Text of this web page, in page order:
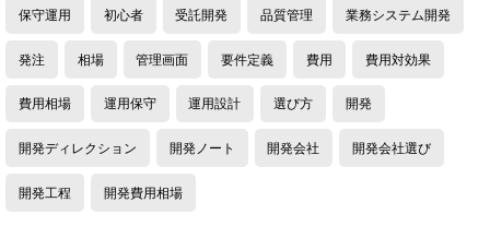
保守運用 初心者 受託開発 品質管理 業務システム開発
発注 相場 管理画面 要件定義 費用 費用対効果
費用相場 運用保守 運用設計 選び方 開発
開発ディレクション 開発ノート 開発会社 開発会社選び
開発工程 開発費用相場